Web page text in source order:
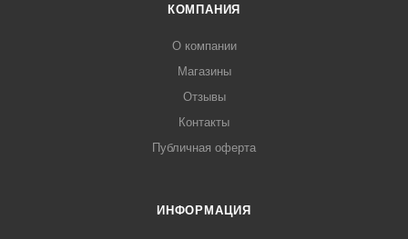
КОМПАНИЯ
О компании
Магазины
Отзывы
Контакты
Публичная оферта
ИНФОРМАЦИЯ